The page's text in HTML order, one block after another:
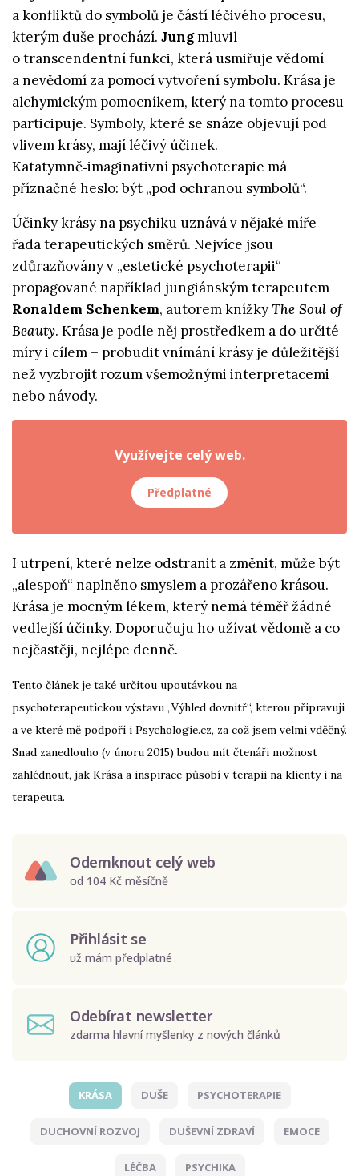
a konfliktů do symbolů je částí léčivého procesu,
kterým duše prochází. Jungmluvil
o transcendentní funkci, která usmiřuje vědomí
a nevědomí za pomocí vytvoření symbolu. Krása je
alchymickým pomocníkem, který na tomto procesu
participuje. Symboly, které se snáze objevují pod
vlivem krásy, mají léčivý účinek.
Katatymně‑imaginativní psychoterapie má
příznačné heslo: být „pod ochranou symbolů“.
Účinky krásy na psychiku uznává v nějaké míře
řada terapeutických směrů. Nejvíce jsou
zdůrazňovány v „estetické psychoterapii“
propagované například jungiánským terapeutem
Ronaldem Schenkem, autorem knížkyThe Soul of
Beauty. Krása je podle něj prostředkem a do určité
míry i cílem – probudit vnímání krásy je důležitější
než vyzbrojit rozum všemožnými interpretacemi
nebo návody.
Využívejte celý web.
Předplatné
I utrpení, které nelze odstranit a změnit, může být
„alespoň“ naplněno smyslem a prozářeno krásou.
Krása je mocným lékem, který nemá téměř žádné
vedlejší účinky. Doporučuju ho užívat vědomě a co
nejčastěji, nejlépe denně.
Tento článek je také určitou upoutávkou na
psychoterapeutickou výstavu „Výhled dovnitř“, kterou připravuji
a ve které mě podpoří i Psychologie.cz, za což jsem velmi vděčný.
Snad zanedlouho (v únoru 2015) budou mít čtenáři možnost
zahlédnout, jak Krása a inspirace působí v terapii na klienty i na
terapeuta.
Odemknout celý web
od 104 Kč měsíčně
Přihlásit se
už mám předplatné
Odebírat newsletter
zdarma hlavní myšlenky z nových článků
Zadáním e-mailu souhlasíte se zpracováním osobních
KRÁSA DUŠE PSYCHOTERAPIE
DUCHOVNÍ ROZVOJ DUŠEVNÍ ZDRAVÍ EMOCE
LÉČBA PSYCHIKA